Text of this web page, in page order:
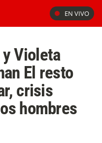
EN VIVO
Violeta
El resto
crisis
hombres